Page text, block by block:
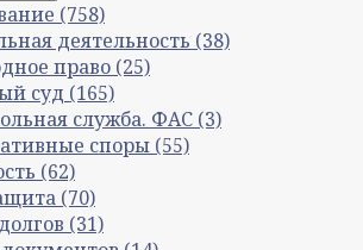
(758)
деятельность (38)
право (25)
суд (165)
служба. ФАС (3)
споры (55)
(62)
(70)
(31)